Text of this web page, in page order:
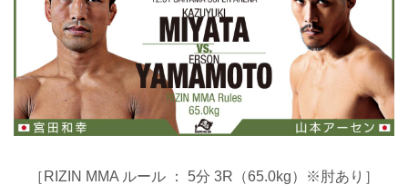
［RIZIN MMA ルール ： 5分 3R（65.0kg）※肘あり］